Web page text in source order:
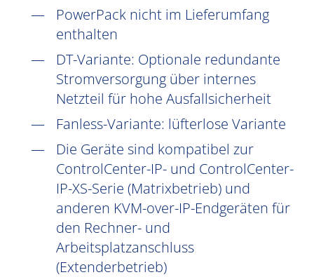
PowerPack nicht im Lieferumfang
enthalten
DT-Variante: Optionale redundante
Stromversorgung über internes
Netzteil für hohe Ausfallsicherheit
Fanless-Variante: lüfterlose Variante
Die Geräte sind kompatibel zur
ControlCenter-IP- und ControlCenter-
IP-XS-Serie (Matrixbetrieb) und
anderen KVM-over-IP-Endgeräten für
den Rechner- und
Arbeitsplatzanschluss
(Extenderbetrieb)